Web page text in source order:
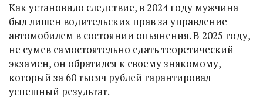
Как установило следствие, в 2024 году мужчина
был лишен водительских прав за управление
автомобилем в состоянии опьянения. В 2025 году,
не сумев самостоятельно сдать теоретический
экзамен, он обратился к своему знакомому,
который за 60 тысяч рублей гарантировал
успешный результат.